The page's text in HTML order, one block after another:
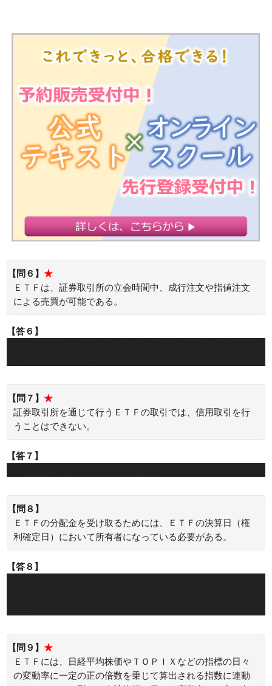
【問６】★
ＥＴＦは、証券取引所の立会時間中、成行注文や指値注文
による売買が可能である。
【答６】
【問７】★
証券取引所を通じて行うＥＴＦの取引では、信用取引を行
うことはできない。
【答７】
【問８】
ＥＴＦの分配金を受け取るためには、ＥＴＦの決算日（権
利確定日）において所有者になっている必要がある。
【答８】
【問９】★
ＥＴＦには、日経平均株価やＴＯＰＩＸなどの指標の日々
の変動率に一定の正の倍数を乗じて算出される指数に連動